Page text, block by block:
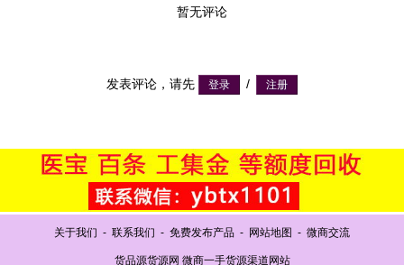
暂无评论
发表评论，请先 /
关于我们 - 联系我们 - 免费发布产品 - 网站地图 - 微商交流
货品源货源网 微商一手货源渠道网站